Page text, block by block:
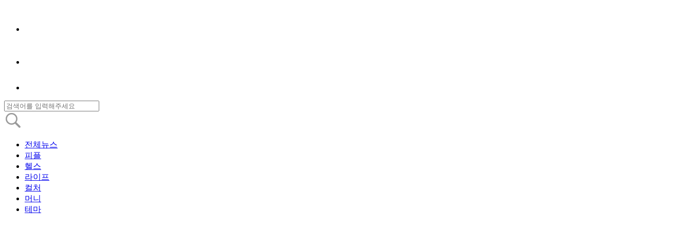
전체뉴스
피플
헬스
라이프
컬처
머니
테마